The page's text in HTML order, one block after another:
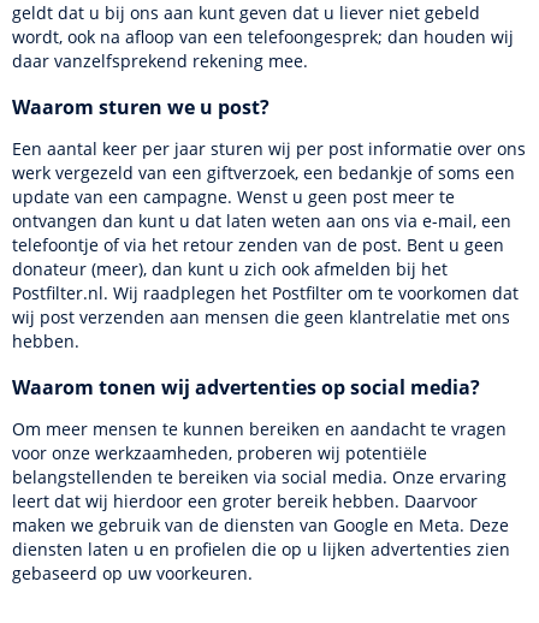
geldt dat u bij ons aan kunt geven dat u liever niet gebeld
wordt, ook na afloop van een telefoongesprek; dan houden wij
daar vanzelfsprekend rekening mee.
Waarom sturen we u post?
Een aantal keer per jaar sturen wij per post informatie over ons
werk vergezeld van een giftverzoek, een bedankje of soms een
update van een campagne. Wenst u geen post meer te
ontvangen dan kunt u dat laten weten aan ons via e-mail, een
telefoontje of via het retour zenden van de post. Bent u geen
donateur (meer), dan kunt u zich ook afmelden bij het
Postfilter.nl. Wij raadplegen het Postfilter om te voorkomen dat
wij post verzenden aan mensen die geen klantrelatie met ons
hebben.
Waarom tonen wij advertenties op social media?
Om meer mensen te kunnen bereiken en aandacht te vragen
voor onze werkzaamheden, proberen wij potentiële
belangstellenden te bereiken via social media. Onze ervaring
leert dat wij hierdoor een groter bereik hebben. Daarvoor
maken we gebruik van de diensten van Google en Meta. Deze
diensten laten u en profielen die op u lijken advertenties zien
gebaseerd op uw voorkeuren.